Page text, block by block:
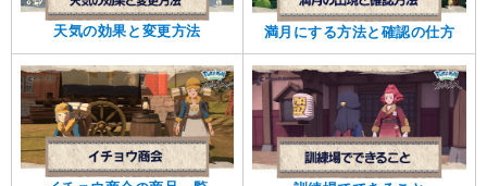
天気の効果と変更方法 満月にする方法と確認の仕方